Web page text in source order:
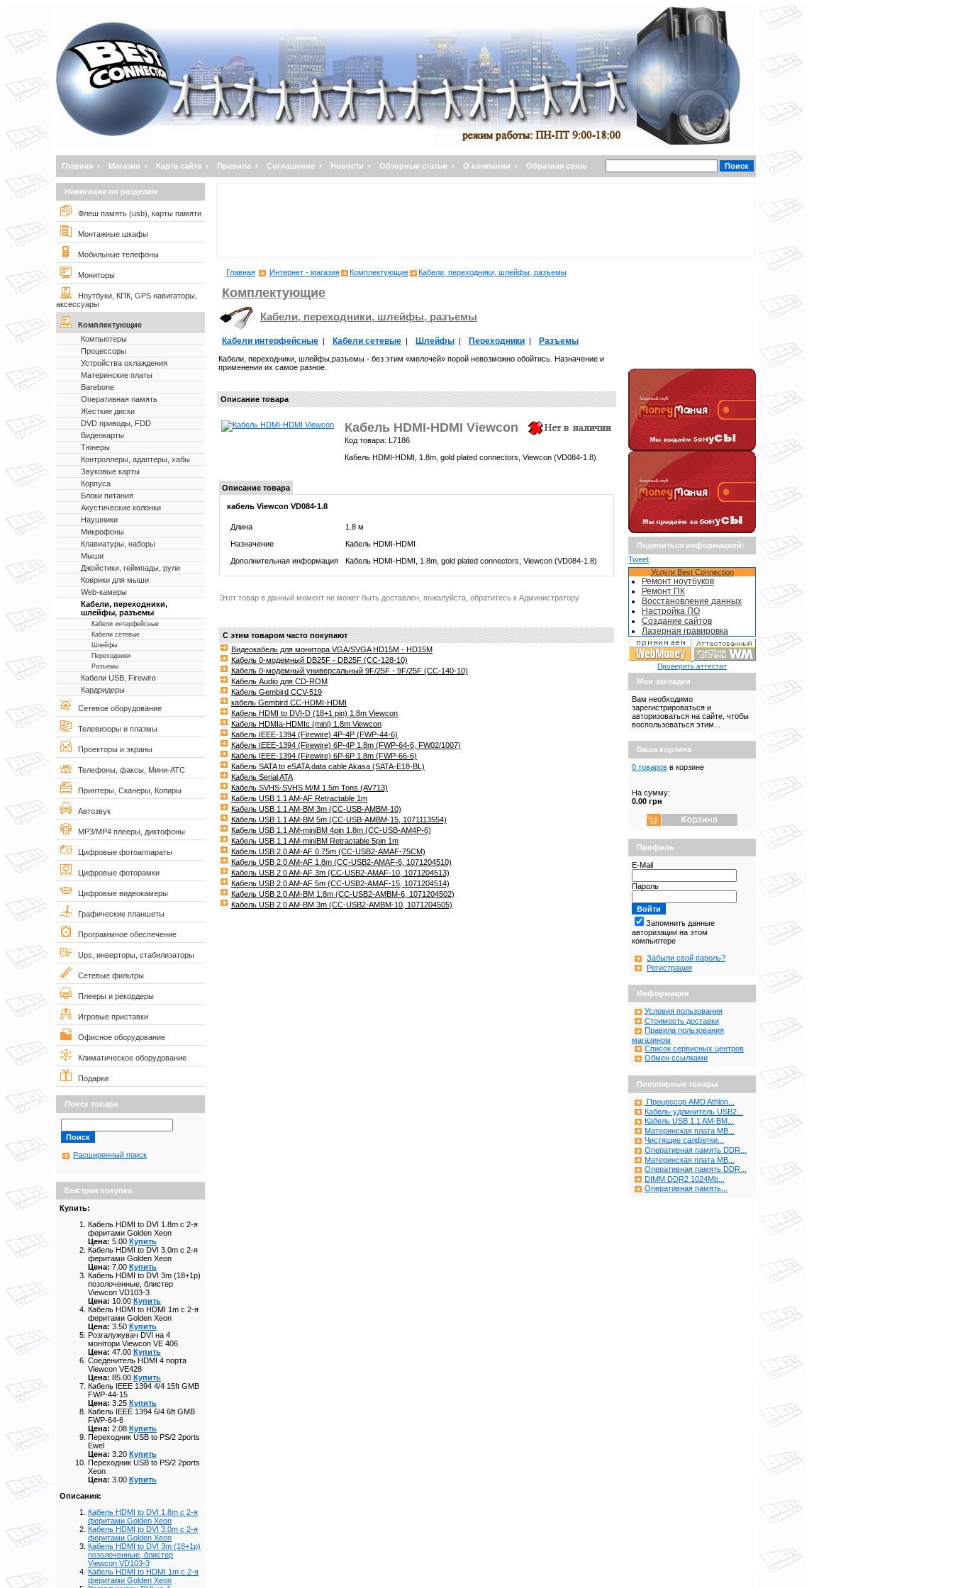
Главная • Магазин • Карта сайта • Правила • Соглашение • Новости • Обзорные статьи • О компании • Обратная связь
Навигация по разделам
Флеш память (usb), карты памяти
Монтажные шкафы
Мобильные телефоны
Мониторы
Ноутбуки, КПК, GPS навигаторы,
аксессуары
Комплектующие
Компьютеры
Процессоры
Устройства охлаждения
Материнские платы
Barebone
Оперативная память
Жесткие диски
DVD приводы, FDD
Видеокарты
Тюнеры
Контроллеры, адаптеры, хабы
Звуковые карты
Корпуса
Блоки питания
Акустические колонки
Наушники
Микрофоны
Клавиатуры, наборы
Мыши
Джойстики, геймпады, рули
Коврики для мыши
Web-камеры
Кабели, переходники,
шлейфы, разъемы
Кабели интерфейсные
Кабели сетевые
Шлейфы
Переходники
Разъемы
Кабели USB, Firewire
Кардридеры
Сетевое оборудование
Телевизоры и плазмы
Проекторы и экраны
Телефоны, факсы, Мини-АТС
Принтеры, Сканеры, Копиры
Автозвук
MP3/MP4 плееры, диктофоны
Цифровые фотоаппараты
Цифровые фоторамки
Цифровые видеокамеры
Графические планшеты
Программное обеспечение
Ups, инверторы, стабилизаторы
Сетевые фильтры
Плееры и рекордеры
Игровые приставки
Офисное оборудование
Климатическое оборудование
Подарки
Поиск товара
Расширенный поиск
Быстрая покупка
Купить:
Кабель HDMI to DVI 1.8m с 2-я
феритами Golden Xeon
Цена: 5.00 Купить
Кабель HDMI to DVI 3.0m с 2-я
феритами Golden Xeon
Цена: 7.00 Купить
Кабель HDMI to DVI 3m (18+1p)
позолоченные, блистер
Viewcon VD103-3
Цена: 10.00 Купить
Кабель HDMI to HDMI 1m с 2-я
феритами Golden Xeon
Цена: 3.50 Купить
Розгалужувач DVI на 4
монітори Viewcon VE 406
Цена: 47.00 Купить
Соеденитель HDMI 4 порта
Viewcon VE428
Цена: 85.00 Купить
Кабель IEEE 1394 4/4 15ft GMB
FWP-44-15
Цена: 3.25 Купить
Кабель IEEE 1394 6/4 6ft GMB
FWP-64-6
Цена: 2.08 Купить
Переходник USB to PS/2 2ports
Ewel
Цена: 3.20 Купить
Переходник USB to PS/2 2ports
Xeon
Цена: 3.00 Купить
Описания:
Кабель HDMI to DVI 1.8m с 2-я
феритами Golden Xeon
Кабель HDMI to DVI 3.0m с 2-я
феритами Golden Xeon
Кабель HDMI to DVI 3m (18+1p)
позолоченные, блистер
Viewcon VD103-3
Кабель HDMI to HDMI 1m с 2-я
феритами Golden Xeon
Главная Интернет - магазин Комплектующие Кабели, переходники, шлейфы, разъемы
Комплектующие
Кабели, переходники, шлейфы, разъемы
Кабели интерфейсные | Кабели сетевые | Шлейфы | Переходники | Разъемы
Кабели, переходники, шлейфы,разъемы - без этим «мелочей» порой невозможно обойтись. Назначение и
применении их самое разное.
Описание товара
Кабель HDMI-HDMI Viewcon
Код товара: L7186
Кабель HDMI-HDMI, 1.8m, gold plated connectors, Viewcon (VD084-1.8)
Описание товара
кабель Viewcon VD084-1.8
Длина
1.8 м
Назначение
Кабель HDMI-HDMI
Дополнительная информация
Кабель HDMI-HDMI, 1.8m, gold plated connectors, Viewcon (VD084-1.8)
Этот товар в данный момент не может быть доставлен, пожалуйста, обратитесь к Администратору
С этим товаром часто покупают
Видеокабель для монитора VGA/SVGA HD15M - HD15M
Кабель 0-модемный DB25F - DB25F (CC-128-10)
Кабель 0-модемный универсальный 9F/25F - 9F/25F (CC-140-10)
Кабель Audio для CD-ROM
Кабель Gembird CCV-519
кабель Gembird СС-HDMI-HDMI
Кабель HDMI to DVI-D (18+1 pin) 1.8m Viewcon
Кабель HDMIa-HDMIс (mini) 1.8m Viewcon
Кабель IEEE-1394 (Firewire) 4P-4P (FWP-44-6)
Кабель IEEE-1394 (Firewire) 6P-4P 1.8m (FWP-64-6, FW02/1007)
Кабель IEEE-1394 (Firewire) 6P-6P 1.8m (FWP-66-6)
Кабель SATA to eSATA data cable Akasa (SATA-E18-BL)
Кабель Serial ATA
Кабель SVHS-SVHS M/M 1.5m Tons (AV713)
Кабель USB 1.1 AM-AF Retractable 1m
Кабель USB 1.1 AM-BM 3m (CC-USB-AMBM-10)
Кабель USB 1.1 AM-BM 5m (CC-USB-AMBM-15, 1071113554)
Кабель USB 1.1 AM-miniBM 4pin 1.8m (CC-USB-AM4P-6)
Кабель USB 1.1 AM-miniBM Retractable 5pin 1m
Кабель USB 2.0 AM-AF 0.75m (CC-USB2-AMAF-75CM)
Кабель USB 2.0 AM-AF 1.8m (CC-USB2-AMAF-6, 1071204510)
Кабель USB 2.0 AM-AF 3m (CC-USB2-AMAF-10, 1071204513)
Кабель USB 2.0 AM-AF 5m (CC-USB2-AMAF-15, 1071204514)
Кабель USB 2.0 AM-BM 1.8m (CC-USB2-AMBM-6, 1071204502)
Кабель USB 2.0 AM-BM 3m (CC-USB2-AMBM-10, 1071204505)
Поделиться информацией:
Tweet
Услуги Best Connection
Ремонт ноутбуков
Ремонт ПК
Восстановление данных
Настройка ПО
Создание сайтов
Лазерная гравировка
Проверить аттестат
Мои закладки
Вам необходимо
зарегистрироваться и
авторизоваться на сайте, чтобы
воспользоваться этим...
Ваша корзина
0 товаров в корзине
На сумму:
0.00 грн
Профиль
E-Mail
Пароль
Запомнить данные
авторизации на этом
компьютере
Забыли свой пароль?
Регистрация
Информация
Условия пользования
Стоимость доставки
Правила пользования
магазином
Список сервисных центров
Обмен ссылками
Популярные товары
Процессор AMD Athlon...
Кабель-удлинитель USB2...
Кабель USB 1.1 AM-BM...
Материнская плата MB...
Чистящие салфетки...
Оперативная память DDR...
Материнская плата MB...
Оперативная память DDR...
DIMM DDR2 1024Mb...
Оперативная память...